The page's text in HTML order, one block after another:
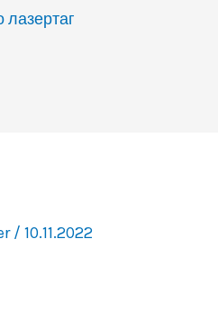
лазертаг
/ 10.11.2022